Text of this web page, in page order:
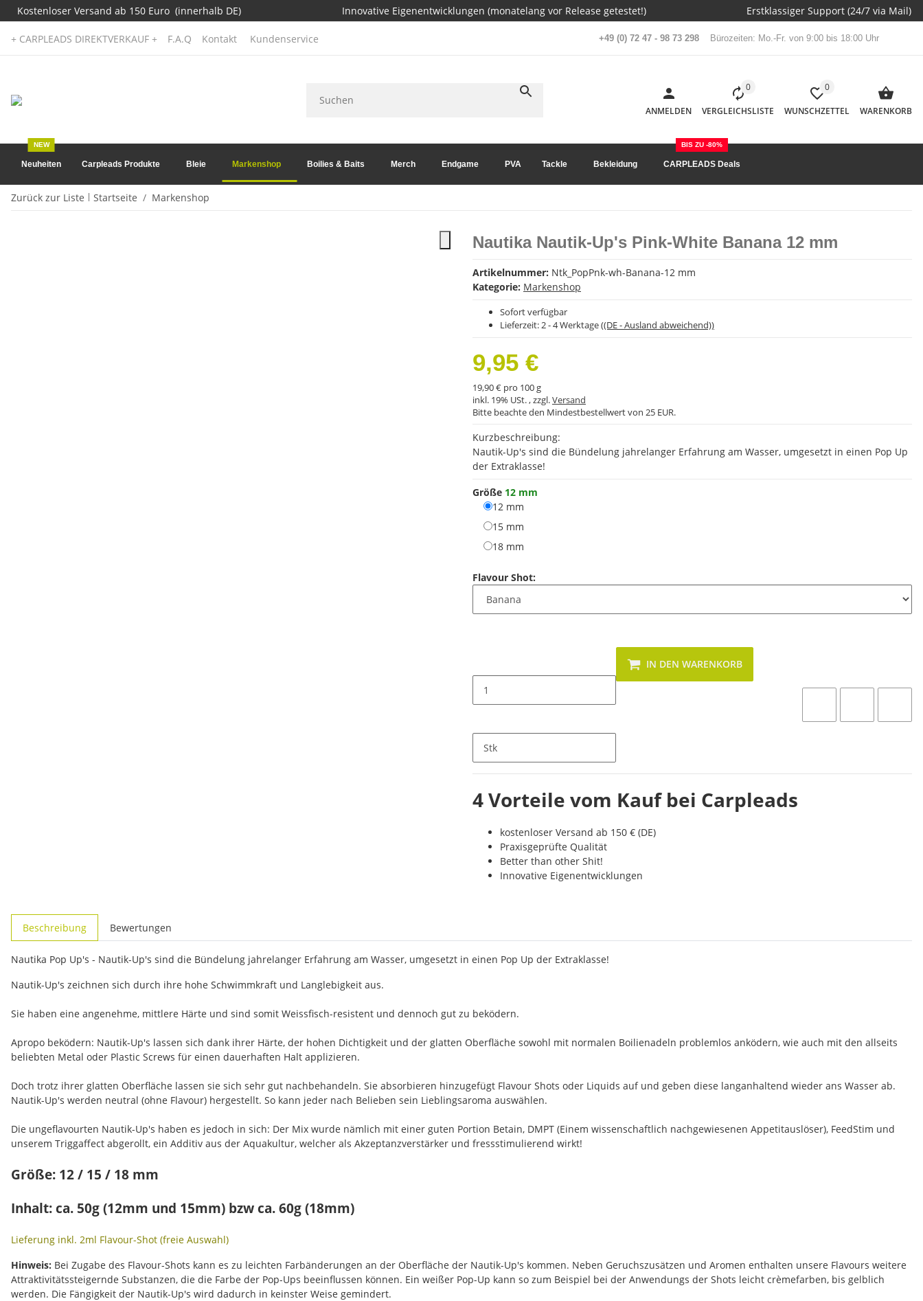
Kostenloser Versand ab 150 Euro (innerhalb DE) Innovative Eigenentwicklungen (monatelang vor Release getestet!) Erstklassiger Support (24/7 via Mail)
+ CARPLEADS DIREKTVERKAUF + F.A.Q Kontakt Kundenservice +49 (0) 72 47 - 98 73 298 Bürozeiten: Mo.-Fr. von 9:00 bis 18:00 Uhr
ANMELDEN
0
VERGLEICHSLISTE
0
WUNSCHZETTEL WARENKORB
Neuheiten
NEW
Carpleads Produkte Bleie Markenshop Boilies & Baits Merch Endgame PVA Tackle Bekleidung CARPLEADS Deals
BIS ZU -80%
Zurück zur Liste Startseite Markenshop
Nautika Nautik-Up's Pink-White Banana 12 mm
Artikelnummer: Ntk_PopPnk-wh-Banana-12 mm
Kategorie: Markenshop
Sofort verfügbar
Lieferzeit: 2 - 4 Werktage((DE - Ausland abweichend))
9,95 €
19,90 € pro 100 g
inkl. 19% USt. , zzgl.Versand
Bitte beachte den Mindestbestellwert von 25 EUR.
Kurzbeschreibung:
Nautik-Up's sind die Bündelung jahrelanger Erfahrung am Wasser, umgesetzt in einen Pop Up
der Extraklasse!
Größe 12 mm
12 mm
15 mm
18 mm
Flavour Shot:
Stk
IN DEN WARENKORB
4 Vorteile vom Kauf bei Carpleads
kostenloser Versand ab 150 € (DE)
Praxisgeprüfte Qualität
Better than other Shit!
Innovative Eigenentwicklungen
Beschreibung Bewertungen
Nautika Pop Up's - Nautik-Up's sind die Bündelung jahrelanger Erfahrung am Wasser, umgesetzt in einen Pop Up der Extraklasse!
Nautik-Up's zeichnen sich durch ihre hohe Schwimmkraft und Langlebigkeit aus.
Sie haben eine angenehme, mittlere Härte und sind somit Weissfisch-resistent und dennoch gut zu beködern.
Apropo beködern: Nautik-Up's lassen sich dank ihrer Härte, der hohen Dichtigkeit und der glatten Oberfläche sowohl mit normalen Boilienadeln problemlos anködern, wie auch mit den allseits
beliebten Metal oder Plastic Screws für einen dauerhaften Halt applizieren.
Doch trotz ihrer glatten Oberfläche lassen sie sich sehr gut nachbehandeln. Sie absorbieren hinzugefügt Flavour Shots oder Liquids auf und geben diese langanhaltend wieder ans Wasser ab.
Nautik-Up's werden neutral (ohne Flavour) hergestellt. So kann jeder nach Belieben sein Lieblingsaroma auswählen.
Die ungeflavourten Nautik-Up's haben es jedoch in sich: Der Mix wurde nämlich mit einer guten Portion Betain, DMPT (Einem wissenschaftlich nachgewiesenen Appetitauslöser), FeedStim und
unserem Triggaffect abgerollt, ein Additiv aus der Aquakultur, welcher als Akzeptanzverstärker und fressstimulierend wirkt!
Größe: 12 / 15 / 18 mm
Inhalt: ca. 50g (12mm und 15mm) bzw ca. 60g (18mm)
Lieferung inkl. 2ml Flavour-Shot (freie Auswahl)
Hinweis: Bei Zugabe des Flavour-Shots kann es zu leichten Farbänderungen an der Oberfläche der Nautik-Up's kommen. Neben Geruchszusätzen und Aromen enthalten unsere Flavours weitere
Attraktivitätssteigernde Substanzen, die die Farbe der Pop-Ups beeinflussen können. Ein weißer Pop-Up kann so zum Beispiel bei der Anwendungs der Shots leicht crèmefarben, bis gelblich
werden. Die Fängigkeit der Nautik-Up's wird dadurch in keinster Weise gemindert.